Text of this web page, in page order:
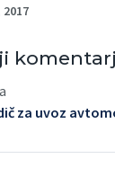
2017
za uvoz